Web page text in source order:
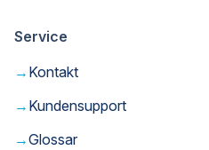
Service
→ Kontakt
→ Kundensupport
→Glossar